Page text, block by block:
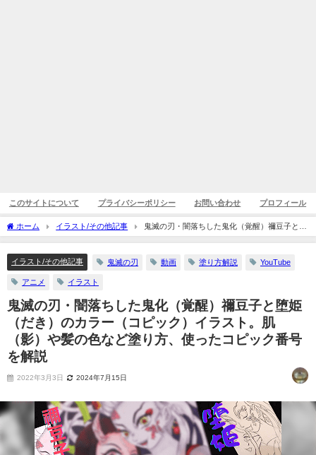
このサイトについて プライバシーポリシー お問い合わせ プロフィール
ホーム イラスト/その他記事
鬼滅の刃・闇落ちした鬼化（覚醒）禰豆子と堕
姫（だき）のカラー（コピック）イラスト。肌（影）や髪の色など塗り方、使ったコ
イラスト/その他記事
鬼滅の刃 動画 塗り方解説 YouTube
アニメ イラスト
鬼滅の刃・闇落ちした鬼化（覚醒）禰豆子と堕姫
（だき）のカラー（コピック）イラスト。肌
（影）や髪の色など塗り方、使ったコピック番号
を解説
2022年3月3日 2024年7月15日